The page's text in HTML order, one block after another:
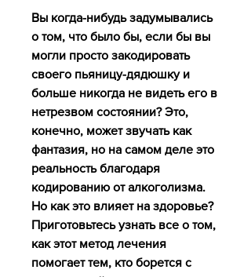
Вы когда-нибудь задумывались
о том, что было бы, если бы вы
могли просто закодировать
своего пьяницу-дядюшку и
больше никогда не видеть его в
нетрезвом состоянии? Это,
конечно, может звучать как
фантазия, но на самом деле это
реальность благодаря
кодированию от алкоголизма.
Но как это влияет на здоровье?
Приготовьтесь узнать все о том,
как этот метод лечения
помогает тем, кто борется с